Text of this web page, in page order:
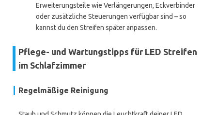
Erweiterungsteile wie Verlängerungen, Eckverbinder
oder zusätzliche Steuerungen verfügbar sind – so
kannst du den Streifen später anpassen.
Pflege- und Wartungstipps für LED Streifen
im Schlafzimmer
Regelmäßige Reinigung